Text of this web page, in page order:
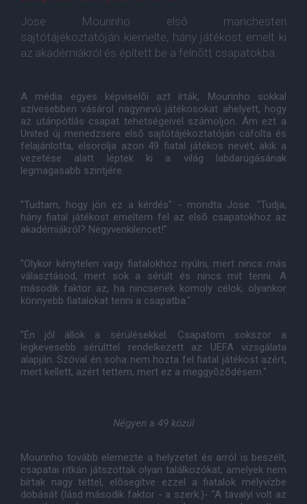
Jose Mourinho elsõ manchesteri
sajtótájékoztatóján kiemelte, hány játékost emelt ki
az akadémiákról és épített be a felnõtt csapatokba.
A média egyes képviselõi azt írták, Mourinho sokkal
szívesebben vásárol nagynevû játékosokat ahelyett, hogy
az utánpótlás csapat tehetségeivel számoljon. Ám ezt a
United új menedzsere elsõ sajtótájékoztatóján cáfolta és
felajánlotta, elsorolja azon 49 fiatal játékos nevét, akik a
vezetése alatt léptek ki a világ labdarúgásának
legmagasabb szintjére.
"Tudtam, hogy jön ez a kérdés" - mondta Jose. "Tudja,
hány fiatal játékost emeltem fel az elsõ csapatokhoz az
akadémiákról? Negyvenkilencet!"
"Olykor kénytelen vagy fiatalokhoz nyúlni, mert nincs más
választásod, mert sok a sérült és nincs mit tenni. A
második faktor az, ha nincsenek komoly célok, olyankor
könnyebb fiatalokat tenni a csapatba."
"Én jól állok a sérülésekkel. Csapatom sokszor a
legkevesebb sérülttel rendelkezett az UEFA vizsgálata
alapján. Szóval én soha nem hozta fel fiatal játékost azért,
mert kellett, azért tettem, mert ez a meggyõzõdésem."
Négyen a 49 közül
Mourinho tovább elemezte a helyzetet és arról is beszélt,
csapatai ritkán játszottak olyan találkozókat, amelyek nem
bírtak nagy téttel, elõsegítve ezzel a fiatalok mélyvízbe
dobását (lásd második faktor - a szerk.)- "A tavalyi volt az